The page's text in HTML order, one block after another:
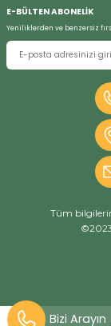
E-BÜLTEN ABONELİK
Yeniliklerden ve benzersiz
Tüm